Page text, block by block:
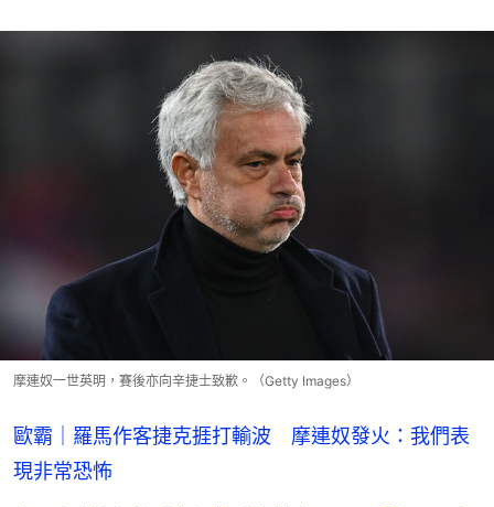
摩連奴一世英明，賽後亦向辛捷士致歉。（Getty Images）
歐霸｜羅馬作客捷克捱打輸波 摩連奴發火：我們表
現非常恐怖